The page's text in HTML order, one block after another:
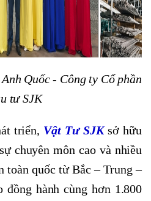
Quốc - Công ty Cổ phần
tư SJK
triển, Vật Tư SJKsở hữu
chuyên môn cao và nhiều
toàn quốc từ Bắc – Trung –
hành cùng hơn 1.800